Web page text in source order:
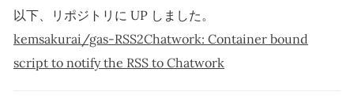
以下、リポジトリに UP しました。
kemsakurai/gas-RSS2Chatwork: Container bound
script to notify the RSS to Chatwork